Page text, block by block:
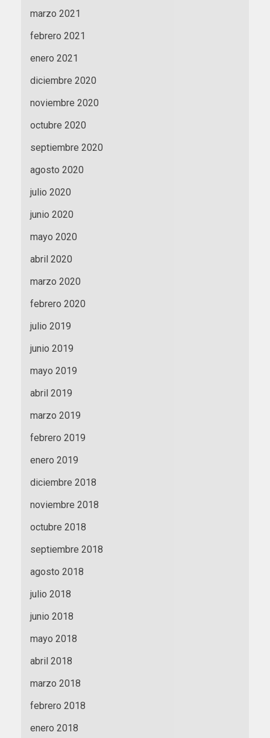
marzo 2021
febrero 2021
enero 2021
diciembre 2020
noviembre 2020
octubre 2020
septiembre 2020
agosto 2020
julio 2020
junio 2020
mayo 2020
abril 2020
marzo 2020
febrero 2020
julio 2019
junio 2019
mayo 2019
abril 2019
marzo 2019
febrero 2019
enero 2019
diciembre 2018
noviembre 2018
octubre 2018
septiembre 2018
agosto 2018
julio 2018
junio 2018
mayo 2018
abril 2018
marzo 2018
febrero 2018
enero 2018